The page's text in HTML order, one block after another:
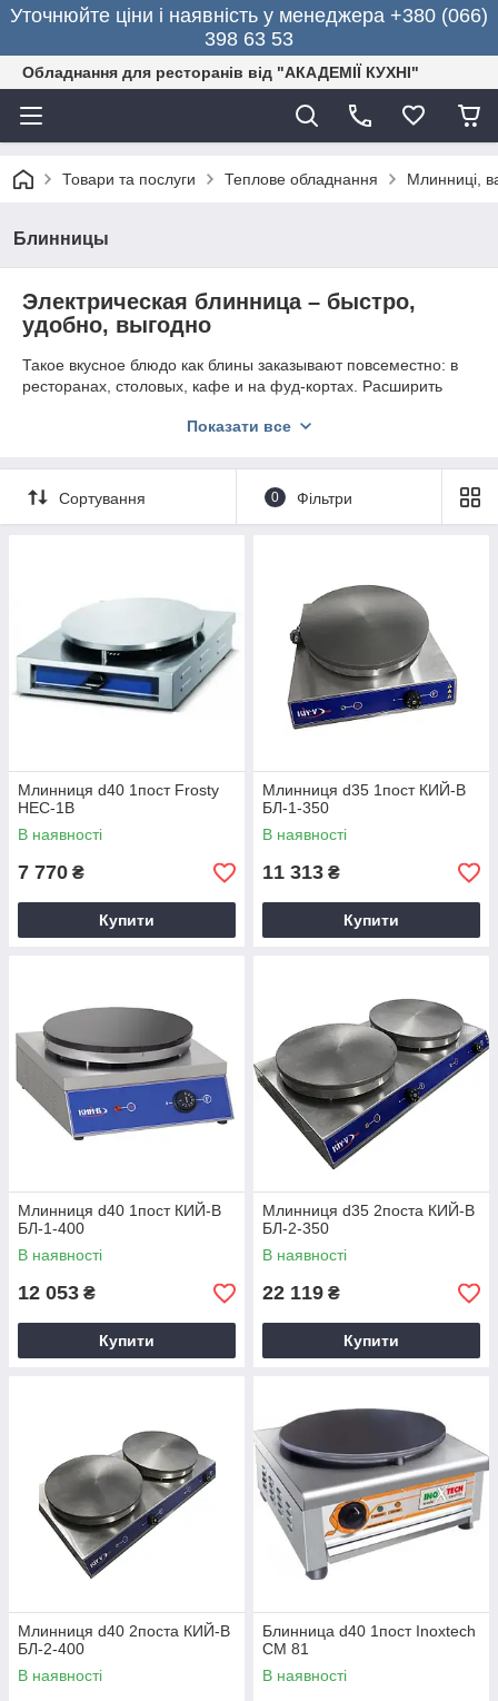
Уточнюйте ціни і наявність у менеджера +380 (066)
398 63 53
Обладнання для ресторанів від "АКАДЕМІЇ КУХНІ"
Товари та послуги Теплове обладнання Млинниці,
Блинницы
Электрическая блинница – быстро,
удобно, выгодно
Такое вкусное блюдо как блины заказывают повсеместно: в
ресторанах, столовых, кафе и на фуд-кортах. Расширить
форм подачи. Благодаряэлектрической
таким трудоемким и длительным. При этом, вы получаете
вкусные, равномерно прожаренные блины.
Показати все
Сортування 0 Фільтри
Млинниця d40 1пост Frosty
HEC-1B
В наявності
7 770 ₴
Купити
Млинниця d35 1пост КИЙ-В
БЛ-1-350
В наявності
11 313 ₴
Купити
Млинниця d40 1пост КИЙ-В
БЛ-1-400
В наявності
12 053 ₴
Купити
Млинниця d35 2поста КИЙ-В
БЛ-2-350
В наявності
22 119 ₴
Купити
Млинниця d40 2поста КИЙ-В
БЛ-2-400
В наявності
Блинница d40 1пост Inoxtech
CM 81
В наявності